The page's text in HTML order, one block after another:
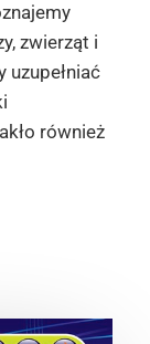
zwierząt i
uzupełniać
również